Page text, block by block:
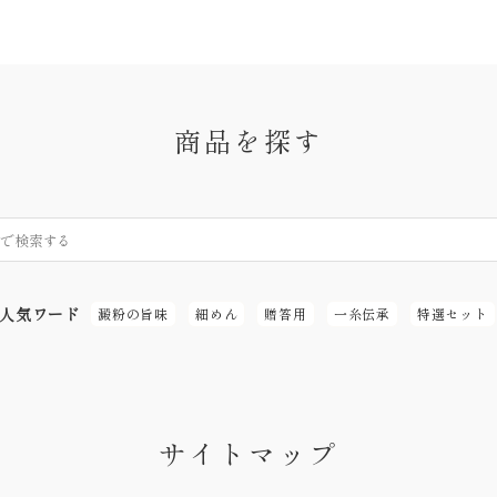
商品を探す
気ワード 澱粉の旨味 細めん 贈答用 一糸伝承 特選セット
サイトマップ